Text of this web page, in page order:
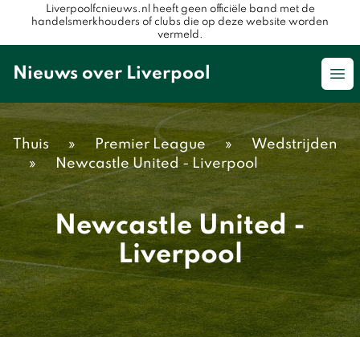
Liverpoolfcnieuws.nl heeft geen officiële band met de
handelsmerkhouders of clubs die op deze website worden
vermeld.
Nieuws over Liverpool
Thuis » Premier League »
Wedstrijden
»
Newcastle United - Liverpool
Newcastle United -
Liverpool